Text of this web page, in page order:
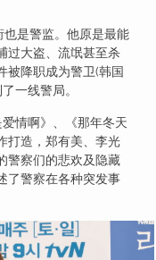
是警监。他原是最能
过大盗、流氓甚至杀
被降职成为警卫(韩国
一线警局。
情啊》、《那年冬天
打造，郑有美、李光
警察们的悲欢及隐藏
了警察在各种突发事